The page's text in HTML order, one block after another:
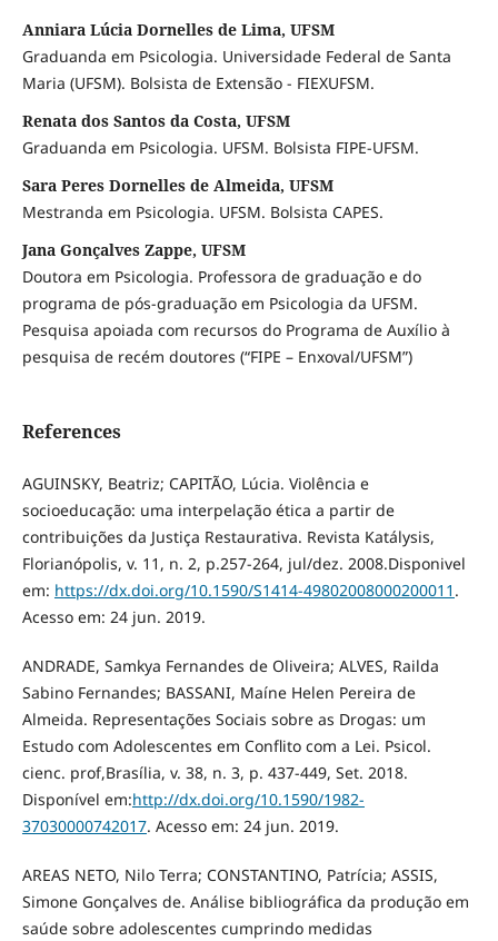
Anniara Lúcia Dornelles de Lima, UFSM
Graduanda em Psicologia. Universidade Federal de Santa
Maria (UFSM). Bolsista de Extensão - FIEXUFSM.
Renata dos Santos da Costa, UFSM
Graduanda em Psicologia. UFSM. Bolsista FIPE-UFSM.
Sara Peres Dornelles de Almeida, UFSM
Mestranda em Psicologia. UFSM. Bolsista CAPES.
Jana Gonçalves Zappe, UFSM
Doutora em Psicologia. Professora de graduação e do
programa de pós-graduação em Psicologia da UFSM.
Pesquisa apoiada com recursos do Programa de Auxílio à
pesquisa de recém doutores (“FIPE – Enxoval/UFSM”)
References
AGUINSKY, Beatriz; CAPITÃO, Lúcia. Violência e
socioeducação: uma interpelação ética a partir de
contribuições da Justiça Restaurativa. Revista Katálysis,
Florianópolis, v. 11, n. 2, p.257-264, jul/dez. 2008.Disponivel
em: https://dx.doi.org/10.1590/S1414-49802008000200011 .
Acesso em: 24 jun. 2019.
ANDRADE, Samkya Fernandes de Oliveira; ALVES, Railda
Sabino Fernandes; BASSANI, Maíne Helen Pereira de
Almeida. Representações Sociais sobre as Drogas: um
Estudo com Adolescentes em Conflito com a Lei. Psicol.
cienc. prof,Brasília, v. 38, n. 3, p. 437-449, Set. 2018.
Disponível em:http://dx.doi.org/10.1590/1982-
37030000742017. Acesso em: 24 jun. 2019.
AREAS NETO, Nilo Terra; CONSTANTINO, Patrícia; ASSIS,
Simone Gonçalves de. Análise bibliográfica da produção em
saúde sobre adolescentes cumprindo medidas